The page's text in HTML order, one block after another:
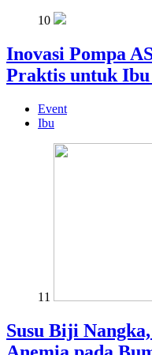
10
Inovasi Pompa
Praktis untuk
Event
Ibu
11
Susu Biji